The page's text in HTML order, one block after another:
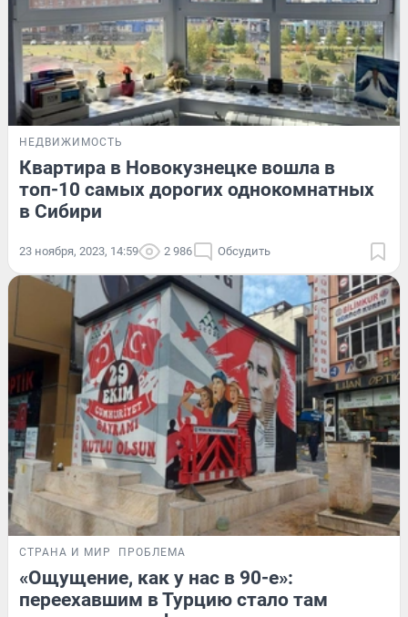
НЕДВИЖИМОСТЬ
Квартира в Новокузнецке вошла в
топ-10 самых дорогих однокомнатных
в Сибири
23 ноября, 2023, 14:59 2 986 Обсудить
СТРАНА И МИР ПРОБЛЕМА
«Ощущение, как у нас в 90-е»:
переехавшим в Турцию стало там